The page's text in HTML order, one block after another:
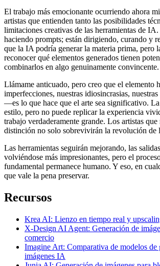
El trabajo más emocionante ocurriendo ahora
artistas que entienden tanto las posibilidades
limitaciones creativas de las herramientas de
haciendo prompts; están dirigiendo, curando y
que la IA podría generar la materia prima, pero
reconocer qué elementos generados tienen
combinarlos en algo genuinamente convincente.
Llámame anticuado, pero creo que el elemento
imperfecciones, nuestras idiosincrasias,
—es lo que hace que el arte sea significativo.
estilo, pero no puede replicar la experiencia
trabajo verdaderamente grande. Los artistas que
distinción no solo sobrevivirán la revolución de
Las herramientas seguirán mejorando, las
volviéndose más impresionantes, pero el
fundamental permanece humano. Y eso, en
que vale la pena preservar.
Recursos
Krea AI: Lienzo en tiempo real y
X-Design AI Agent: Generación de
comercio
Imagine Art: Comparativa de modelos de
imágenes IA